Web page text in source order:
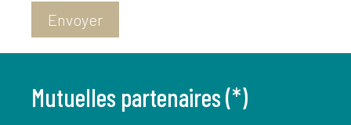
Envoyer
Mutuelles partenaires (*)